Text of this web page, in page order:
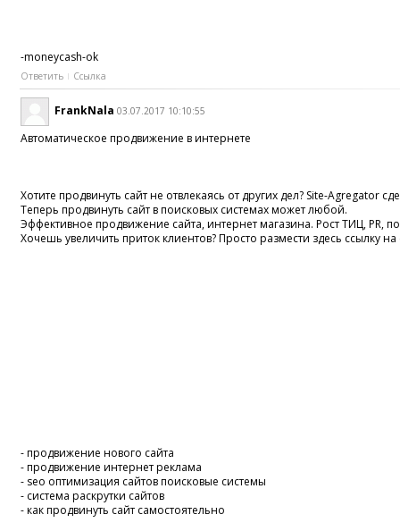
-moneycash-ok
Ответить Ссылка
FrankNala 03.07.2017 10:10:55
Автоматическое продвижение в интернете
Хотите продвинуть сайт не отвлекаясь от других дел? Site-Agregator
Теперь продвинуть сайт в поисковых системах может любой.
Эффективное продвижение сайта, интернет магазина. Рост ТИЦ, PR,
Хочешь увеличить приток клиентов? Просто размести здесь ссылку на
- продвижение нового сайта
- продвижение интернет реклама
- seo оптимизация сайтов поисковые системы
- система раскрутки сайтов
- как продвинуть сайт самостоятельно